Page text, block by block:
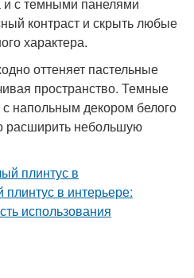
контраст и скрыть любые
характера.
оттеняет пастельные
пространство. Темные
напольным декором белого
расширить небольшую